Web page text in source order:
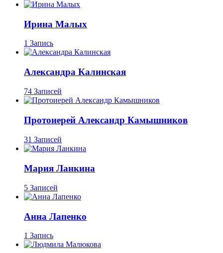
Ирина Малых
1 Запись
Александра Калинская
74 Записей
Протоиерей Александр Камышников
31 Записей
Мария Ланкина
5 Записей
Анна Лапенко
1 Запись